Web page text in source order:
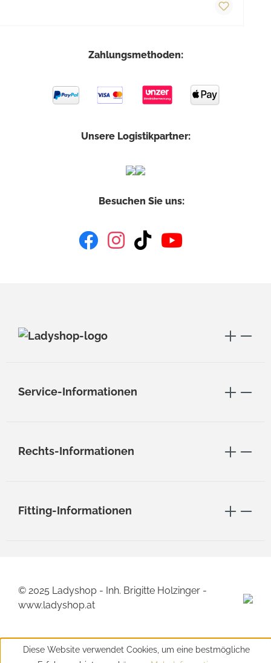
Zahlungsmethoden:
Unsere Logistikpartner:
Besuchen Sie uns:
Service-Informationen
Rechts-Informationen
Fitting-Informationen
© 2025 Ladyshop - Inh. Brigitte Holzinger -
www.ladyshop.at
Diese Website verwendet Cookies, um eine bestmögliche